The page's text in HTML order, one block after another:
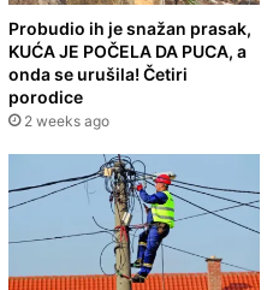
Probudio ih je snažan prasak,
KUĆA JE POČELA DA PUCA, a
onda se urušila! Četiri
porodice
2 weeks ago